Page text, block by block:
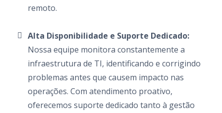
remoto.
Alta Disponibilidade e Suporte Dedicado:
Nossa equipe monitora constantemente a
infraestrutura de TI, identificando e corrigindo
problemas antes que causem impacto nas
operações. Com atendimento proativo,
oferecemos suporte dedicado tanto à gestão